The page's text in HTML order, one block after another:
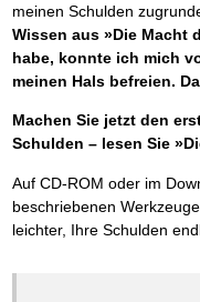
meinen Schulden
Wissen aus »Die Macht
habe, konnte ich mich
meinen Hals befreien.
Machen Sie jetzt den
Schulden – lesen Sie
Auf CD-ROM oder im
beschriebenen
leichter, Ihre Schulden